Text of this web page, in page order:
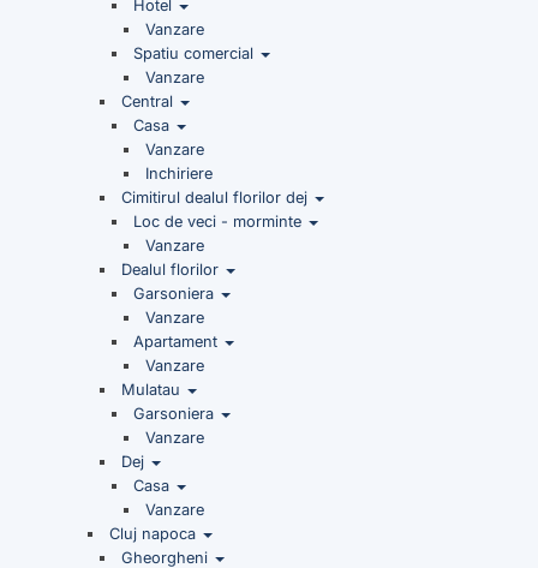
Hotel
Vanzare
Spatiu comercial
Vanzare
Central
Casa
Vanzare
Inchiriere
Cimitirul dealul florilor dej
Loc de veci - morminte
Vanzare
Dealul florilor
Garsoniera
Vanzare
Apartament
Vanzare
Mulatau
Garsoniera
Vanzare
Dej
Casa
Vanzare
Cluj napoca
Gheorgheni